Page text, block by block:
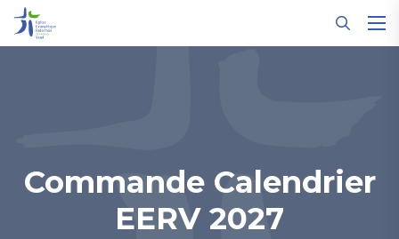
Commande Calendrier
EERV 2027
Panneau de gestion des cookies